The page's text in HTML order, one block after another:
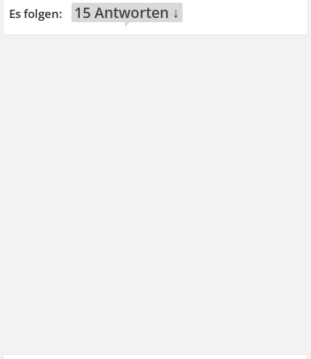
15 Antworten ↓